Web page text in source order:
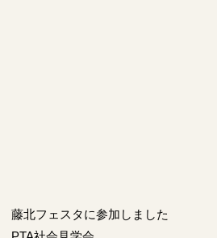
藤北フェスタに参加しました